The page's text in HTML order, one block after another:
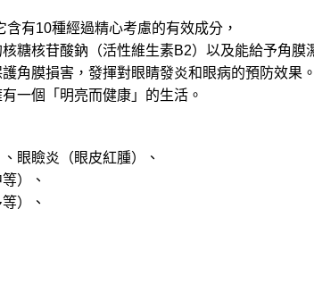
有10種經過精心考慮的有效成分，
糖核苷酸鈉（活性維生素B2）以及能給予角膜
角膜損害，發揮對眼睛發炎和眼病的預防效果。
一個「明亮而健康」的生活。
眼瞼炎（眼皮紅腫）、
）、
）、